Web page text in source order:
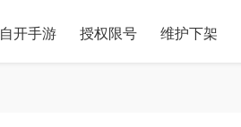
自开手游 授权限号 维护下架